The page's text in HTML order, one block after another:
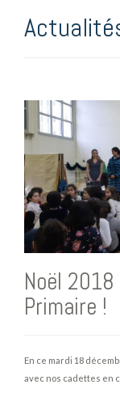
Noël
Primaire !
En ce mardi 18
avec nos cadettes en